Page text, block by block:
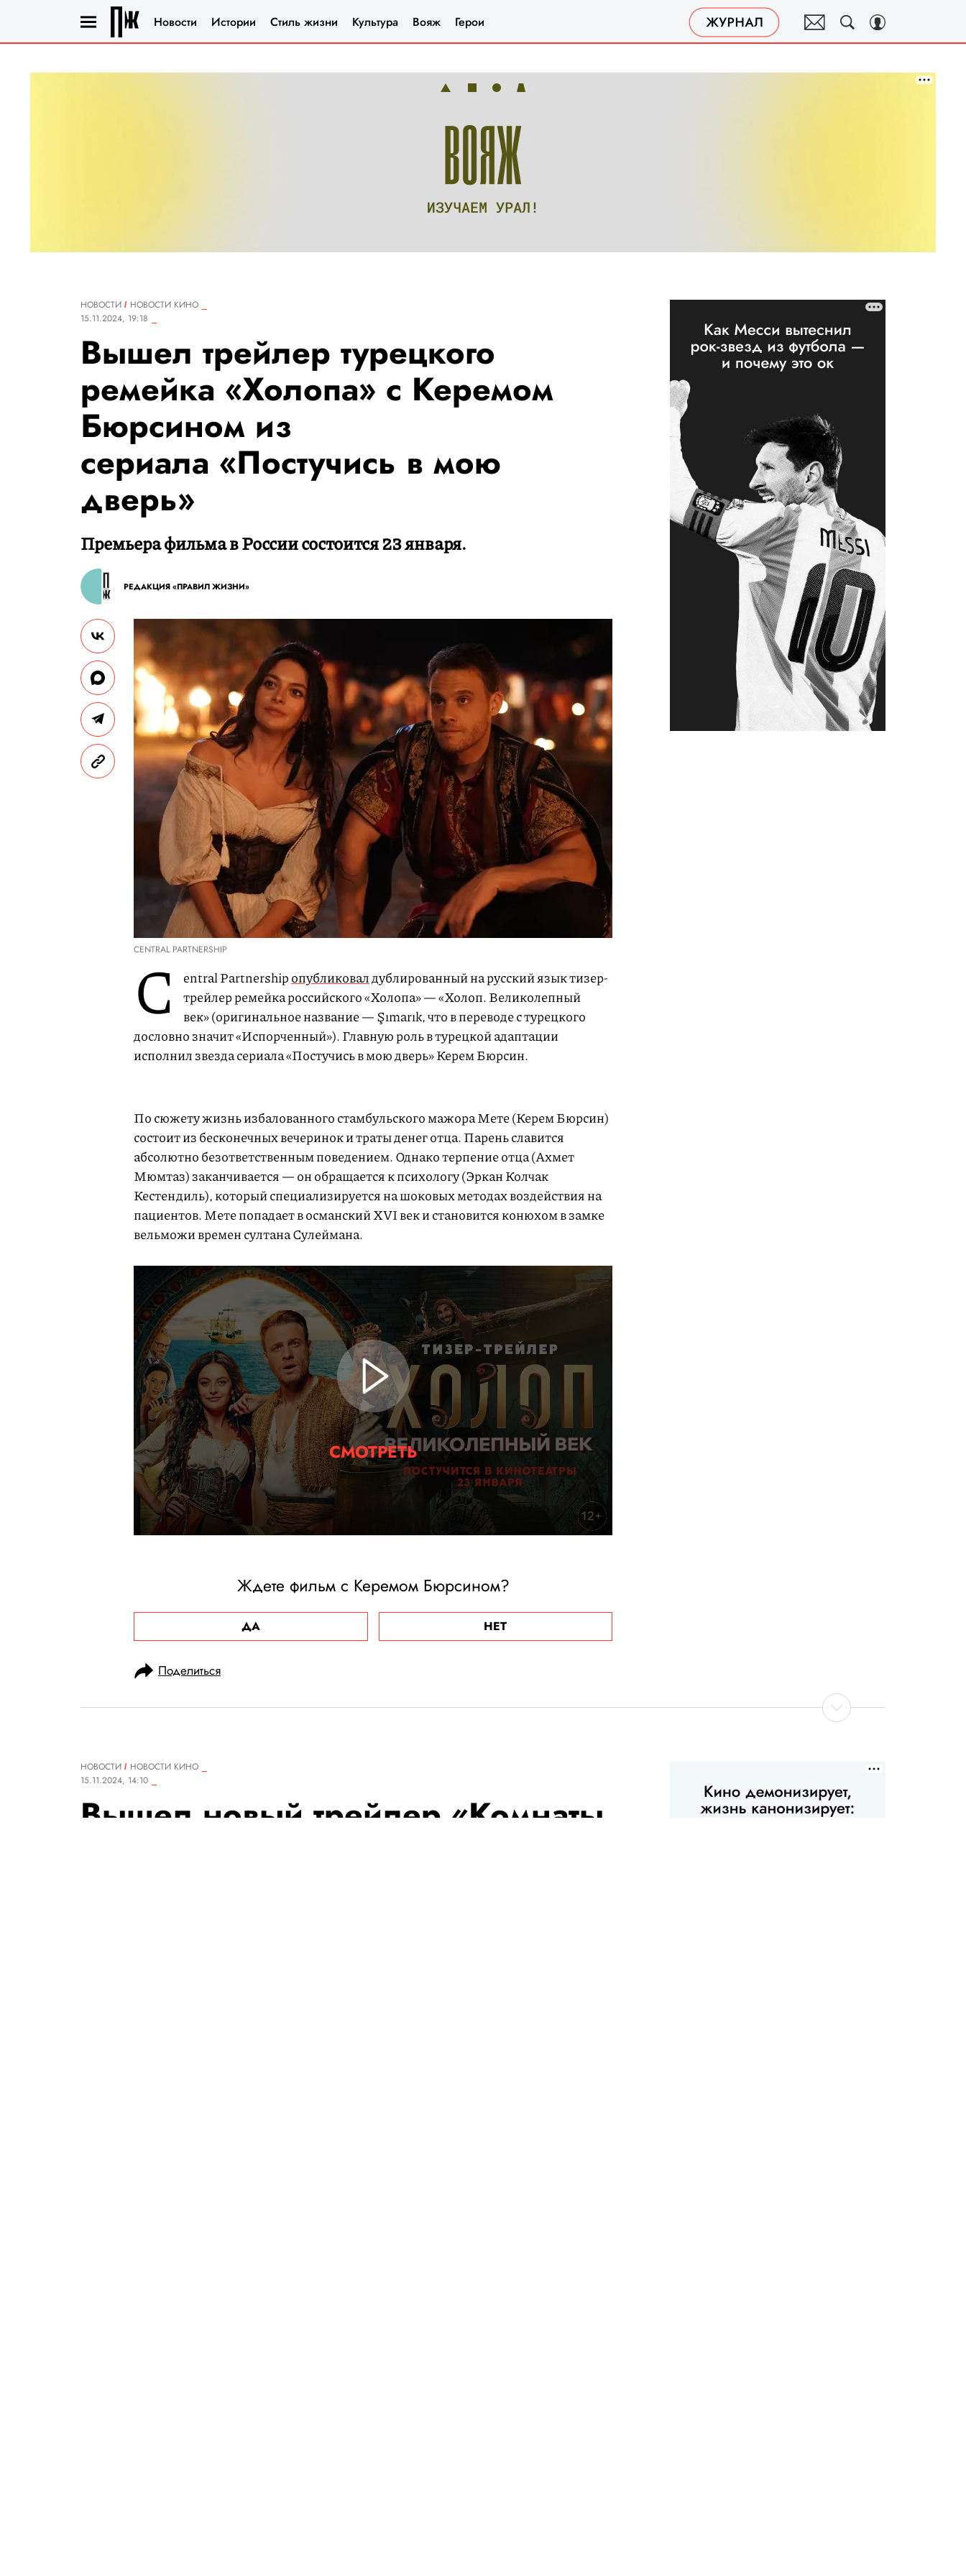
Новости Истории Стиль жизни Культура Вояж Герои
НОВОСТИ
НОВОСТИ КИНО
15.11.2024, 19:18
Вышел трейлер турецкого
ремейка «Холопа» с Керемом
Бюрсином из
сериала «Постучись в мою
дверь»
Премьера фильма в России состоится 23 января.
РЕДАКЦИЯ «ПРАВИЛ ЖИЗНИ»
CENTRAL PARTNERSHIP
C entral Partnershipопубликовалдублированный на русский язык тизер-
трейлер ремейка российского «Холопа» — «Холоп. Великолепный
век» (оригинальное название — Şımarık, что в переводе с турецкого
дословно значит «Испорченный»). Главную роль в турецкой адаптации
исполнил звезда сериала «Постучись в мою дверь» Керем Бюрсин.
По сюжету жизнь избалованного стамбульского мажора Мете (Керем Бюрсин)
состоит из бесконечных вечеринок и траты денег отца. Парень славится
абсолютно безответственным поведением. Однако терпение отца (Ахмет
Мюмтаз) заканчивается — он обращается к психологу (Эркан Колчак
Кестендиль), который специализируется на шоковых методах воздействия на
пациентов. Мете попадает в османский XVI век и становится конюхом в замке
вельможи времен султана Сулеймана.
СМОТРЕТЬ
Ждете фильм с Керемом Бюрсином?
ДА НЕТ
Поделиться
НОВОСТИ
НОВОСТИ КИНО
15.11.2024, 14:10
Вышел новый трейлер «Комнаты